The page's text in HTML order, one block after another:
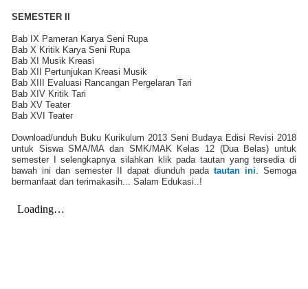
SEMESTER II
Bab IX Pameran Karya Seni Rupa
Bab X Kritik Karya Seni Rupa
Bab XI Musik Kreasi
Bab XII Pertunjukan Kreasi Musik
Bab XIII Evaluasi Rancangan Pergelaran Tari
Bab XIV Kritik Tari
Bab XV Teater
Bab XVI Teater
Download/unduh Buku Kurikulum 2013 Seni Budaya Edisi Revisi 2018
untuk Siswa SMA/MA dan SMK/MAK Kelas 12 (Dua Belas) untuk
semester Iselengkapnya silahkan klik pada tautan yang tersedia di
bawah ini dan semester II dapat diunduh pada tautan ini. Semoga
bermanfaat dan terimakasih... Salam Edukasi..!